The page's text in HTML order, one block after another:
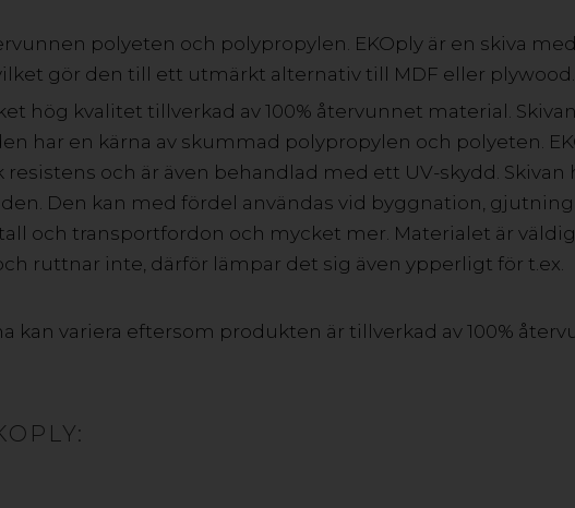
polyeten och polypropylen. EKOply är en skiva
gör den till ett utmärkt alternativ till MDF eller plywood.
hög kvalitet tillverkad av 100% återvunnet material.
har en kärna av skummad polypropylen och polyeten.
och är även behandlad med ett UV-skydd. Skivan
Den kan med fördel användas vid byggnation, gjutning
och transportfordon och mycket mer. Materialet är
ruttnar inte, därför lämpar det sig även ypperligt för t.ex.
kan variera eftersom produkten är tillverkad av 100%
Samtliga av våra material håller hög standard och
så att du kan vara säker på att ni garanteras hög
HITTA ÅTERFÖRSÄLJARE HÄR
och hållbara lösningar för fasad och väggbeklädnad. I vårt
privata och kommersiella fastigheter hittar du kanalplast för
Oavsett vilket material du väljer garanterar vi hög
design och stora möjligheter när det gäller visuella uttryck. Max
nya favoritmaterial tack vare unika designmöjligheter och